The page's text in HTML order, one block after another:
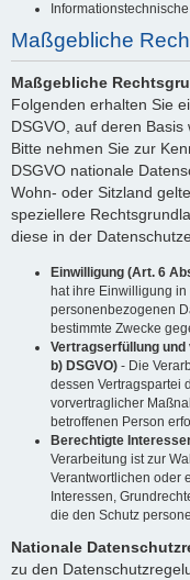
Maßgebliche
Maßgebliche
Folgenden erhalten Sie
DSGVO, auf deren
Bitte nehmen Sie zur
DSGVO nationale
Wohn- oder Sitzland
speziellere
diese in der
Einwilligung (Art. 6
hat ihre Einwilligung in
personenbezogenen
bestimmte Zwecke
Vertragserfüllung
b) DSGVO) - Die
dessen Vertragspartei
vorvertraglicher
betroffenen Person
Berechtigte
Verarbeitung ist zur
Verantwortlichen oder
Interessen,
die den Schutz
Nationale
zu den